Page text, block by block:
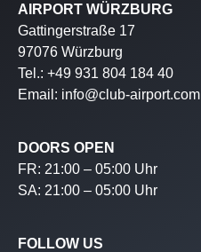
AIRPORT WÜRZBURG
Gattingerstraße 17
97076 Würzburg
Tel.: +49 931 804 184 40
Email: info@club-airport.com
DOORS OPEN
FR: 21:00 – 05:00 Uhr
SA: 21:00 – 05:00 Uhr
FOLLOW US